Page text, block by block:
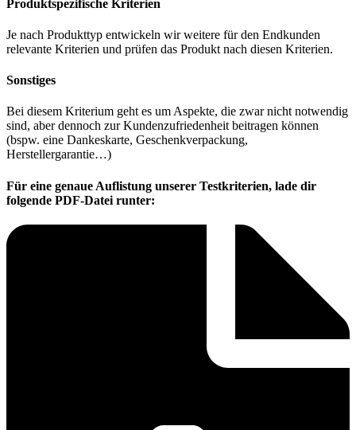
Produktspezifische Kriterien
Je nach Produkttyp entwickeln wir weitere für den Endkunden
relevante Kriterien und prüfen das Produkt nach diesen Kriterien.
Sonstiges
Bei diesem Kriterium geht es um Aspekte, die zwar nicht notwendig
sind, aber dennoch zur Kundenzufriedenheit beitragen können
(bspw. eine Dankeskarte, Geschenkverpackung,
Herstellergarantie…)
Für eine genaue Auflistung unserer Testkriterien, lade dir
folgende PDF-Datei runter: